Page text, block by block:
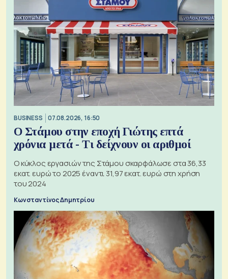
BUSINESS 07.08.2026, 16:50
Ο Στάμου στην εποχή Γιώτης επτά
χρόνια μετά - Τι δείχνουν οι αριθμοί
Ο κύκλος εργασιών της Στάμου σκαρφάλωσε στα 36,33
εκατ. ευρώ το 2025 έναντι 31,97 εκατ. ευρώ στη χρήση
του 2024
Κωνσταντίνος Δημητρίου